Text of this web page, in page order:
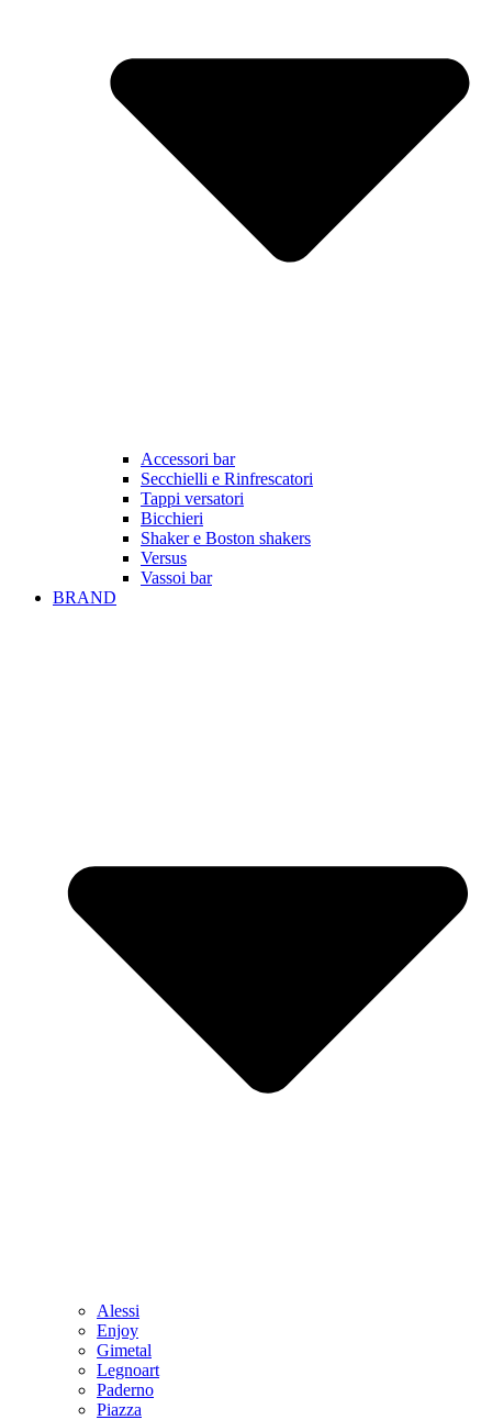
Accessori bar
Secchielli e Rinfrescatori
Tappi versatori
Bicchieri
Shaker e Boston shakers
Versus
Vassoi bar
BRAND
Alessi
Enjoy
Gimetal
Legnoart
Paderno
Piazza